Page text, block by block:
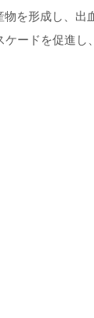
を形成し、出
ードを促進し